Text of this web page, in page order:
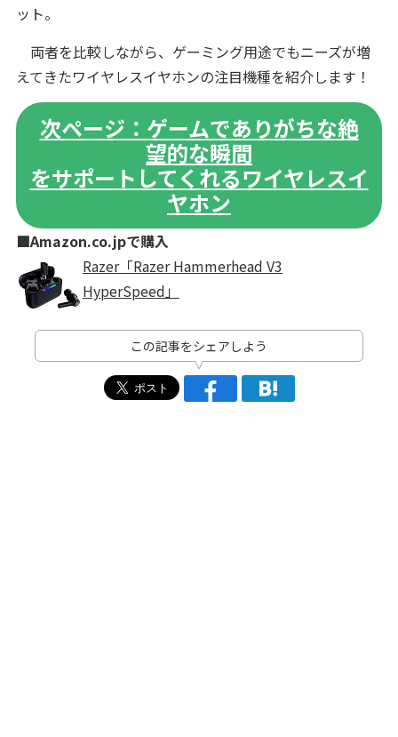
ット。
両者を比較しながら、ゲーミング用途でもニーズが増
えてきたワイヤレスイヤホンの注目機種を紹介します！
次ページ：ゲームでありがちな絶
望的な瞬間
をサポートしてくれるワイヤレスイ
ヤホン
■Amazon.co.jpで購入
Razer「Razer Hammerhead V3
HyperSpeed」
この記事をシェアしよう